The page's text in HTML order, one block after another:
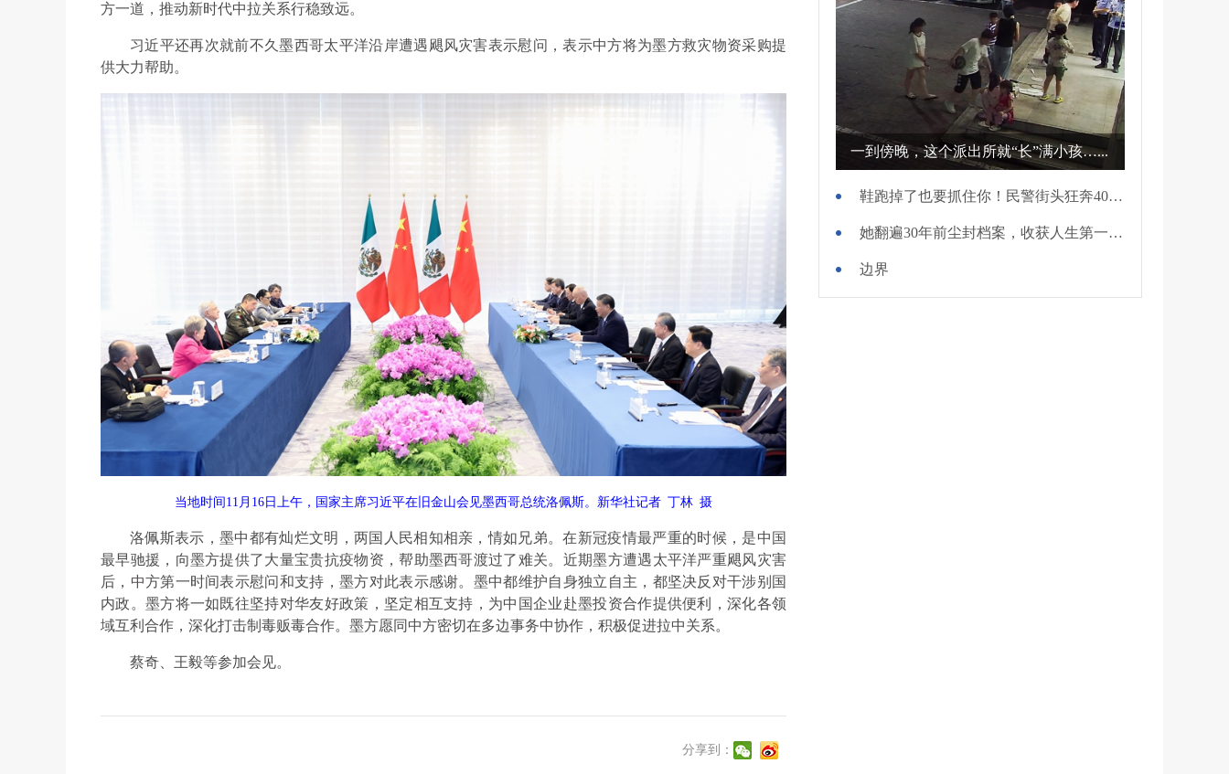
方一道，推动新时代中拉关系行稳致远。
习近平还再次就前不久墨西哥太平洋沿岸遭遇飓风灾害表示慰问，表示中方将为墨方救灾物资采购提
供大力帮助。
当地时间11月16日上午，国家主席习近平在旧金山会见墨西哥总统洛佩斯。新华社记者 丁林 摄
洛佩斯表示，墨中都有灿烂文明，两国人民相知相亲，情如兄弟。在新冠疫情最严重的时候，是中国
最早驰援，向墨方提供了大量宝贵抗疫物资，帮助墨西哥渡过了难关。近期墨方遭遇太平洋严重飓风灾害
后，中方第一时间表示慰问和支持，墨方对此表示感谢。墨中都维护自身独立自主，都坚决反对干涉别国
内政。墨方将一如既往坚持对华友好政策，坚定相互支持，为中国企业赴墨投资合作提供便利，深化各领
域互利合作，深化打击制毒贩毒合作。墨方愿同中方密切在多边事务中协作，积极促进拉中关系。
蔡奇、王毅等参加会见。
分享到：
一到傍晚，这个派出所就“长”满小孩…...
鞋跑掉了也要抓住你！民警街头狂奔400米擒贼
她翻遍30年前尘封档案，收获人生第一面锦旗
边界